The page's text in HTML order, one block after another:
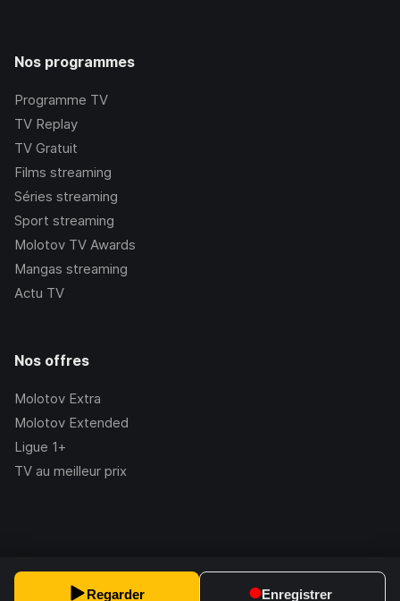
Regarder Enregistrer
Nos programmes
Programme TV
TV Replay
TV Gratuit
Films streaming
Séries streaming
Sport streaming
Molotov TV Awards
Mangas streaming
Actu TV
Nos offres
Molotov Extra
Molotov Extended
Ligue 1+
TV au meilleur prix
2.228.1